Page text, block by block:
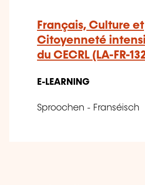
Français, Culture et
Citoyenneté
du CECRL (LA-FR-
E-LEARNING
Sproochen - Franséisch